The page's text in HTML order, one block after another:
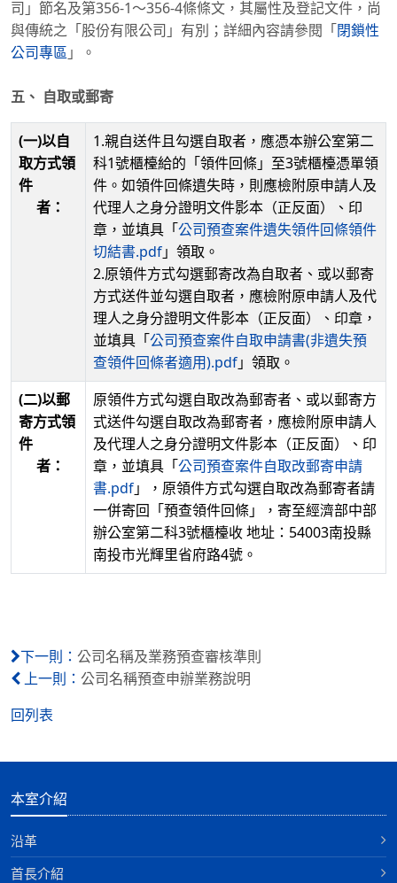
司」節名及第356-1～356-4條條文，其屬性及登記文件，尚
與傳統之「股份有限公司」有別；詳細內容請參閱「閉鎖性
公司專區 」。
五、 自取或郵寄
(一)以自
取方式領
件
者：
1.親自送件且勾選自取者，應憑本辦公室第二
科1號櫃檯給的「領件回條」至3號櫃檯憑單領
件。如領件回條遺失時，則應檢附原申請人及
代理人之身分證明文件影本（正反面）、印
章，並填具「公司預查案件遺失領件回條領件
切結書.pdf」領取。
2.原領件方式勾選郵寄改為自取者、或以郵寄
方式送件並勾選自取者，應檢附原申請人及代
理人之身分證明文件影本（正反面）、印章，
並填具「公司預查案件自取申請書(非遺失預
查領件回條者適用).pdf」領取。
(二)以郵
寄方式領
件
者：
原領件方式勾選自取改為郵寄者、或以郵寄方
式送件勾選自取改為郵寄者，應檢附原申請人
及代理人之身分證明文件影本（正反面）、印
章，並填具「公司預查案件自取改郵寄申請
書.pdf」，原領件方式勾選自取改為郵寄者請
一併寄回「預查領件回條」，寄至經濟部中部
辦公室第二科3號櫃檯收 地址：54003南投縣
南投市光輝里省府路4號。
下一則： 公司名稱及業務預查審核準則
上一則： 公司名稱預查申辦業務說明
回列表
本室介紹
沿革
首長介紹